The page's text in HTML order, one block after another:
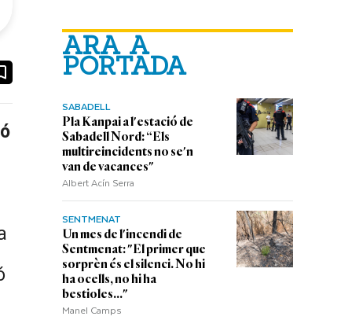
ARA A
PORTADA
SABADELL
Pla Kanpai a l'estació de
Sabadell Nord: “Els
multireincidents no se'n
van de vacances"
Albert Acín Serra
SENTMENAT
Un mes de l'incendi de
Sentmenat: "El primer que
sorprèn és el silenci. No hi
ha ocells, no hi ha
bestioles..."
Manel Camps